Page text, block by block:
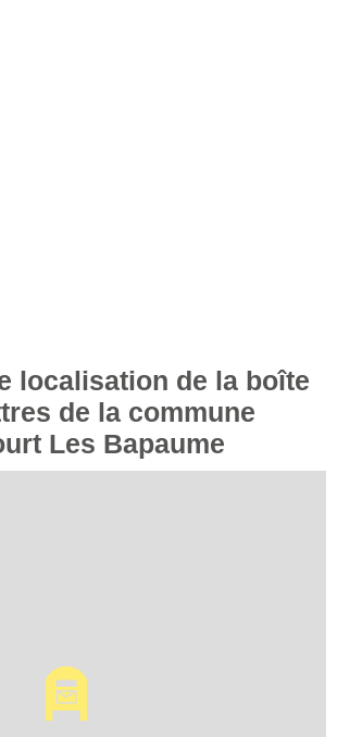
localisation de la boîte
de la commune
Les Bapaume